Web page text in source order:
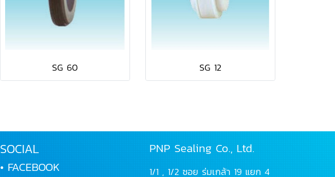
SG 60 SG 12
SOCIAL
• FACEBOOK
PNP Sealing Co., Ltd.
1/1 , 1/2 ซอย ร่มเกล้า 19 แยก 4